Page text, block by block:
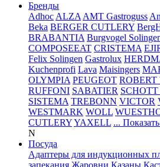
Бренды
Adhoc ALZA AMT Gastroguss
Beka BERGER CUTLERY
BRABANTIA Burgvogel
COMPOSEEAT CRISTEMA
Felix Solingen Gastrolux
Kuchenprofi Lava Maisingers
OLYMPIA PEUGEOT ROBERT
RUFFONI SABATIER
SISTEMA TREBONN VICTOR
WESTMARK WOLL
CUTLERYYAXELL ...
N
Посуда
Адаптеры для индукционных
запекания Жаровни Казаны